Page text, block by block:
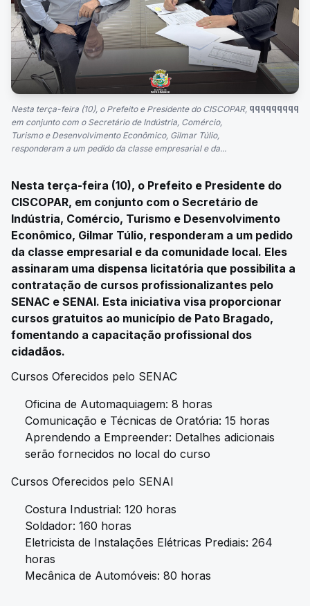
Nesta terça-feira (10), o Prefeito e Presidente do CISCOPAR,
em conjunto com o Secretário de Indústria, Comércio,
Turismo e Desenvolvimento Econômico, Gilmar Túlio,
responderam a um pedido da classe empresarial e da...
qqqqqqqqq
Nesta terça-feira (10), o Prefeito e Presidente do
CISCOPAR, em conjunto com o Secretário de
Indústria, Comércio, Turismo e Desenvolvimento
Econômico, Gilmar Túlio, responderam a um pedido
da classe empresarial e da comunidade local. Eles
assinaram uma dispensa licitatória que possibilita a
contratação de cursos profissionalizantes pelo
SENAC e SENAI. Esta iniciativa visa proporcionar
cursos gratuitos ao município de Pato Bragado,
fomentando a capacitação profissional dos
cidadãos.
Cursos Oferecidos pelo SENAC
Oficina de Automaquiagem: 8 horas
Comunicação e Técnicas de Oratória: 15 horas
Aprendendo a Empreender: Detalhes adicionais
serão fornecidos no local do curso
Cursos Oferecidos pelo SENAI
Costura Industrial: 120 horas
Soldador: 160 horas
Eletricista de Instalações Elétricas Prediais: 264
horas
Mecânica de Automóveis: 80 horas